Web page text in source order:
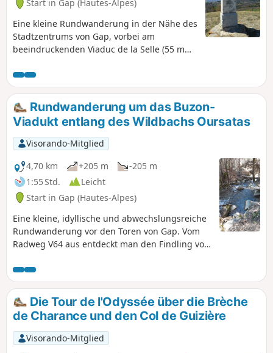
Start in Gap (Hautes-Alpes)
Eine kleine Rundwanderung in der Nähe des
Stadtzentrums von Gap, vorbei am
beeindruckenden Viaduc de la Selle (55 m
der Eisenbahnlinie zwischen Briançon und
Veynes, und dann am Oratorium der Familie
Aurouze auf dem kleinen Berg Pic Ponçon.
Dieser Aussichtspunkt bietet einen
wunderschönen Panoramablick auf die
Berge von Gap und darüber hinaus: Céüze,
Bure, Charance, Chaillol, Le Sirac, Les
Autanes, Chabrières bis hin zum Morgon
und den Alpes de Haute-Provence.
Rundwanderung um das Buzon-
Viadukt entlang des Wildbachs Oursatas
Visorando-Mitglied
4,70 km
+205 m
-205 m
1:55 Std.
Leicht
Start in Gap (Hautes-Alpes)
Eine kleine, idyllische und abwechslungsreiche
Rundwanderung vor den Toren von Gap. Vom
Radweg V64 aus entdeckt man den Findling von
Buzon. Diese einfache Wanderung führt
anschließend an den erfrischenden Wildbächen
Oursatas und Buzon vorbei und ist auch mit
Kindern gut zu bewältigen. Wunderschöne
Ausblicke auf das Gapençais und malerische
Wege durch Wälder und Felder runden diese
angenehme Tour ab.
Die Tour de l'Odyssée über die Brèche
de Charance und den Col de Guizière
Visorando-Mitglied